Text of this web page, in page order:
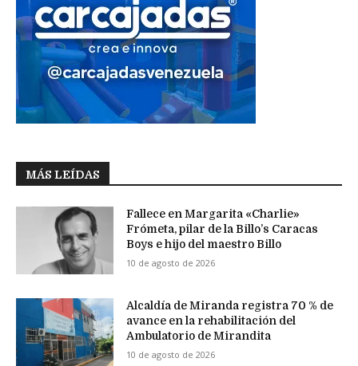
MÁS LEÍDAS
Fallece en Margarita «Charlie»
Frómeta, pilar de la Billo’s Caracas
Boys e hijo del maestro Billo
10 de agosto de 2026
Alcaldía de Miranda registra 70 % de
avance en la rehabilitación del
Ambulatorio de Mirandita
10 de agosto de 2026